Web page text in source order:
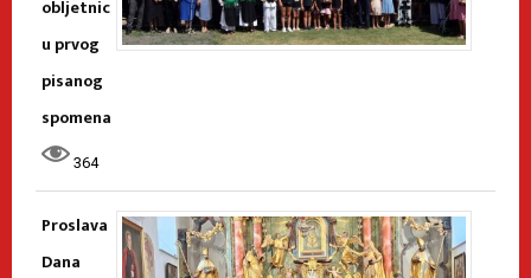
obljetnic
u prvog
pisanog
spomena
364
Proslava
Dana